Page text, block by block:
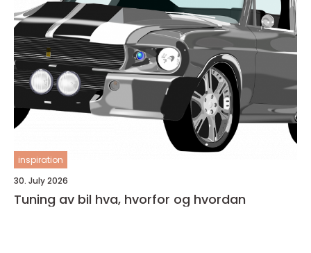
inspiration
30. July 2026
Tuning av bil hva, hvorfor og hvordan